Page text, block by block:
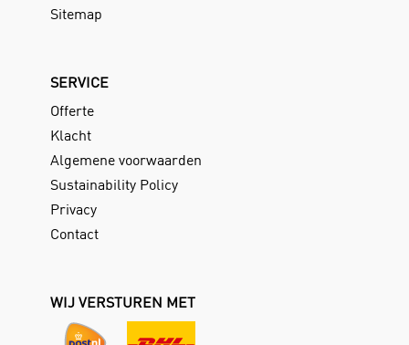
Sitemap
SERVICE
Offerte
Klacht
Algemene voorwaarden
Sustainability Policy
Privacy
Contact
WIJ VERSTUREN MET